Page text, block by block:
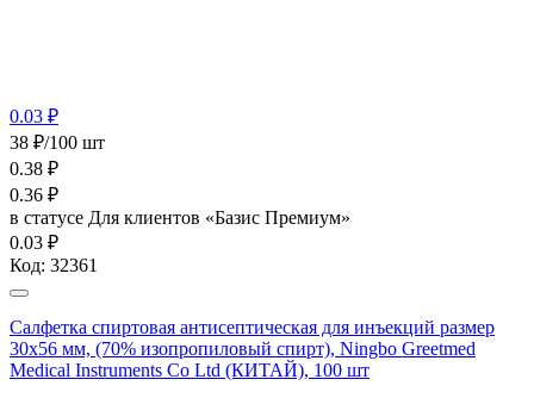
0.03 ₽
38 ₽/100 шт
0.38 ₽
0.36 ₽
в статусе Для клиентов «Базис Премиум»
0.03 ₽
Код: 32361
Салфетка спиртовая антисептическая для инъекций размер
30х56 мм, (70% изопропиловый спирт), Ningbo Greetmed
Medical Instruments Co Ltd (КИТАЙ), 100 шт